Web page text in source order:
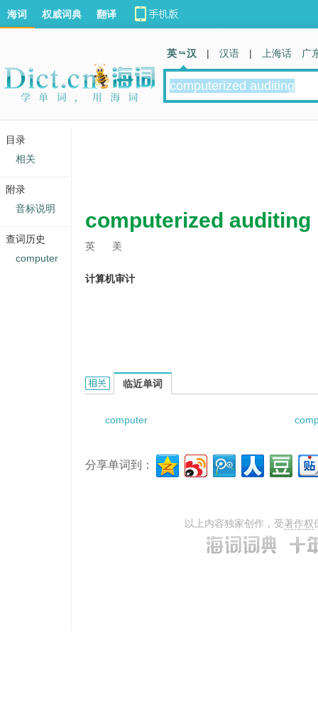
computerized auditing
英 美
计算机审计
computerized auditing的相关资料：
临近单词
computer
分享单词到：
以上内容独家创作，受著作权
海词 权威词典 翻译
英 汉 | 汉语 | 上海话 广
目录
相关
附录
音标说明
查词历史
computer